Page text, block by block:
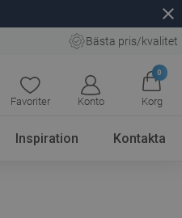
close
Bästa pris/kvalitet
Favoriter Konto
0
Korg
Inspiration Kontakta